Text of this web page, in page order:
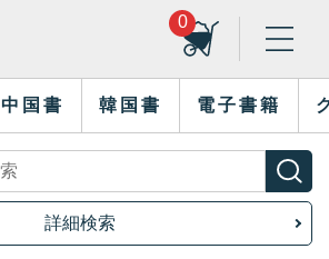
0
中国書 韓国書 電子書籍
詳細検索